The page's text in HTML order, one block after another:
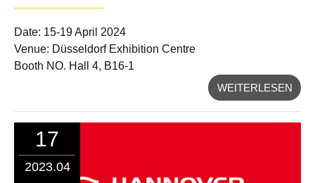
Date: 15-19 April 2024
Venue: Düsseldorf Exhibition Centre
Booth NO. Hall 4, B16-1
WEITERLESEN
17
2023.04